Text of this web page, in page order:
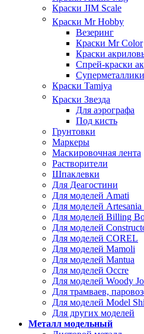
Краски JIM Scale
Краски Mr Hobby
Везеринг
Краски Mr Color
Краски
Спрей-краски
Суперметаллики
Краски Tamiya
Краски Звезда
Для аэрографа
Под кисть
Грунтовки
Маркеры
Маскировочная лента
Растворители
Шпаклевки
Для Деагостини
Для моделей Amati
Для моделей Artesania
Для моделей Billing
Для моделей
Для моделей COREL
Для моделей Mamoli
Для моделей Mantua
Для моделей Occre
Для моделей Woody
Для трамваев,
Для моделей Model
Для других моделей
Металл модельный